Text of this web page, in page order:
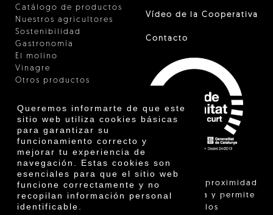
Queremos informarte de que este
sitio web utiliza cookies básicas
para garantizar su
funcionamiento correcto y
mejorar tu experiencia de
navegación. Estas cookies son
esenciales para que el sitio web
funcione correctamente y no
recopilan información personal
identificable.
Catálogo de productos
Nuestros agricultores
Sostenibilidad
Gastronomía
El molino
Vinagre
Otros productos
Premios
Innovación
Vídeo de la Cooperativa
Contacto
"La venta de proximidad
está regulada y permite
identificar a los